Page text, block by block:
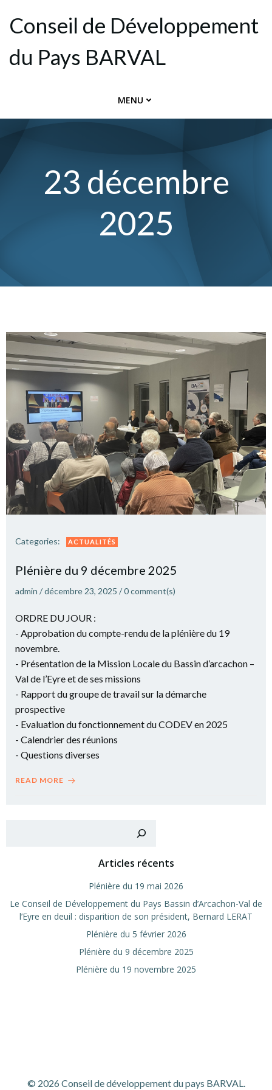
au
contenu
Conseil de Dévelop­pement
du Pays BARVAL
MENU
23 décembre
2025
Categories: ACTUALITÉS
Plé­nière du 9 décembre 2025
admin /décembre 23, 2025 /0comment(s)
ORDRE DU JOUR :
- Approbation du compte-rendu de la plénière du 19
novembre.
- Présentation de la Mission Locale du Bassin d’arcachon –
Val de l’Eyre et de ses missions
- Rapport du groupe de travail sur la démarche
prospective
- Evaluation du fonctionnement du CODEV en 2025
- Calendrier des réunions
- Questions diverses
READ MORE
Articles récents
Plé­nière du 19 mai 2026
Le Conseil de Déve­lop­pe­ment du Pays Bas­sin d’Arcachon-Val de
l’Eyre en deuil : dis­pa­ri­tion de son pré­sident, Ber­nard LERAT
Plé­nière du 5 février 2026
Plé­nière du 9 décembre 2025
Plé­nière du 19 novembre 2025
© 2026 Conseil de développement du pays BARVAL.